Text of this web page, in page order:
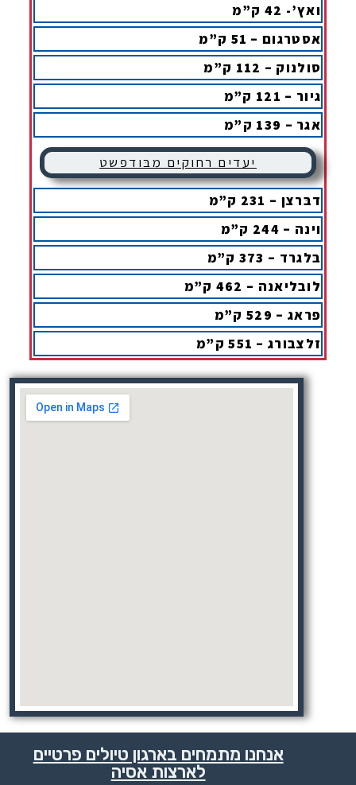
ואץ’- 42 ק”מ
אסטרגום – 51 ק”מ
סולנוק – 112 ק”מ
גיור – 121 ק”מ
אגר – 139 ק”מ
יעדים רחוקים מבּודפשט
דבּרצן – 231 ק”מ
וינה – 244 ק”מ
בּלגרד – 373 ק”מ
לובליאנה – 462 ק”מ
פראג – 529 ק”מ
זלצבורג – 551 ק”מ
אנחנו מתמחים בארגון טיולים פרטיים
לארצות אסיה